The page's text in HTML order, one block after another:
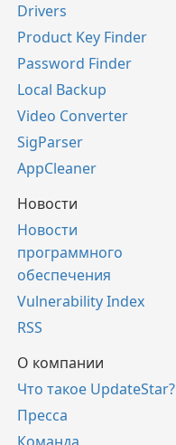
Drivers
Product Key Finder
Password Finder
Local Backup
Video Converter
SigParser
AppCleaner
Новости
Новости
программного
обеспечения
Vulnerability Index
RSS
О компании
Что такое UpdateStar?
Пресса